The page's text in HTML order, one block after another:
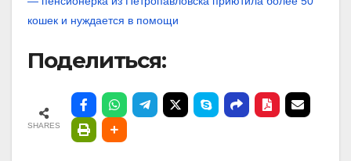
кошек и нуждается в помощи
Поделиться:
SHARES